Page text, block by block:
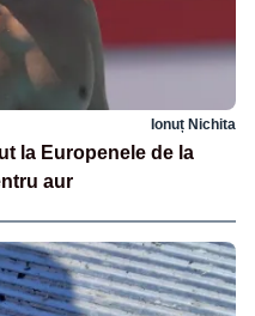
Ionuț Nichita
la Europenele de la
aur